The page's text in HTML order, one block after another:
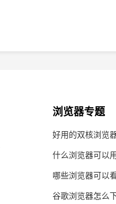
浏览器专题
好用的双核浏览
什么浏览器可以
哪些浏览器可以
谷歌浏览器怎么